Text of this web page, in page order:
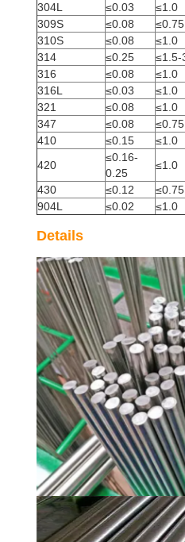
304L
≤0.03 ≤1.0
309S
≤0.08 ≤0.75
310S
≤0.08 ≤1.0
314
≤0.25 ≤1.5-
316
≤0.08 ≤1.0
316L
≤0.03 ≤1.0
321
≤0.08 ≤1.0
347
≤0.08 ≤0.75
410
≤0.15 ≤1.0
420
≤0.16-
0.25
≤1.0
430
≤0.12 ≤0.75
904L
≤0.02 ≤1.0
Details